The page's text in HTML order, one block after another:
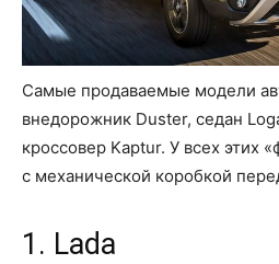
Самые продаваемые модели
внедорожник Duster, седан
кроссовер Kaptur. У всех этих
с механической коробкой
1. Lada